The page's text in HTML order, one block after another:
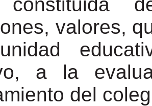
valores,
a la
del